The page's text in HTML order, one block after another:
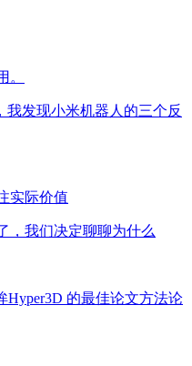
。
发现小米机器人的三个反
实际价值
，我们决定聊聊为什么
Hyper3D 的最佳论文方法论